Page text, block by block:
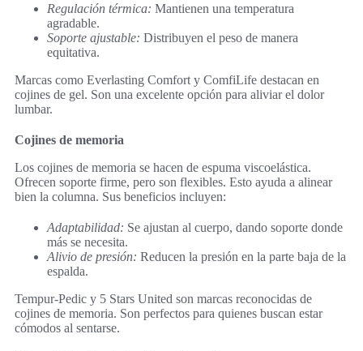
Regulación térmica: Mantienen una temperatura
agradable.
Soporte ajustable: Distribuyen el peso de manera
equitativa.
Marcas como Everlasting Comfort y ComfiLife destacan en
cojines de gel. Son una excelente opción para aliviar el dolor
lumbar.
Cojines de memoria
Los cojines de memoria se hacen de espuma viscoelástica.
Ofrecen soporte firme, pero son flexibles. Esto ayuda a alinear
bien la columna. Sus beneficios incluyen:
Adaptabilidad: Se ajustan al cuerpo, dando soporte donde
más se necesita.
Alivio de presión: Reducen la presión en la parte baja de la
espalda.
Tempur-Pedic y 5 Stars United son marcas reconocidas de
cojines de memoria. Son perfectos para quienes buscan estar
cómodos al sentarse.